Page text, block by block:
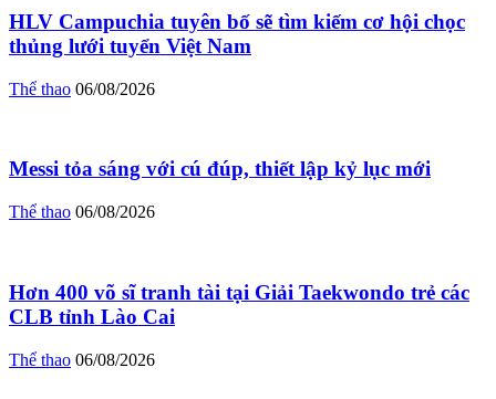
HLV Campuchia tuyên bố sẽ tìm kiếm cơ hội chọc
thủng lưới tuyển Việt Nam
Thể thao 06/08/2026
Messi tỏa sáng với cú đúp, thiết lập kỷ lục mới
Thể thao 06/08/2026
Hơn 400 võ sĩ tranh tài tại Giải Taekwondo trẻ các
CLB tỉnh Lào Cai
Thể thao 06/08/2026